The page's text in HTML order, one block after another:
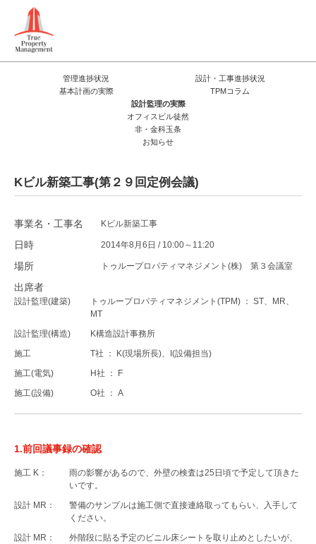
管理進捗状況
設計・工事進捗状況
基本計画の実際
TPMコラム
設計監理の実際
オフィスビル徒然
非・金科玉条
お知らせ
Kビル新築工事(第２９回定例会議)
事業名・工事名 Kビル新築工事
日時 2014年8月6日 / 10:00～11:20
場所 トゥループロパティマネジメント(株) 第３会議室
出席者
設計監理(建築)
トゥループロパティマネジメント(TPM) ： ST、MR、
MT
設計監理(構造)
K構造設計事務所
施工
T社 ： K(現場所長)、I(設備担当)
施工(電気)
H社 ： F
施工(設備)
O社 ： A
1.前回議事録の確認
施工 K：
雨の影響があるので、外壁の検査は25日頃で予定して頂きた
いです。
設計 MR：
警備のサンプルは施工側で直接連絡取ってもらい、入手して
ください。
設計 MR：
外階段に貼る予定のビニル床シートを取り止めとしたいが、